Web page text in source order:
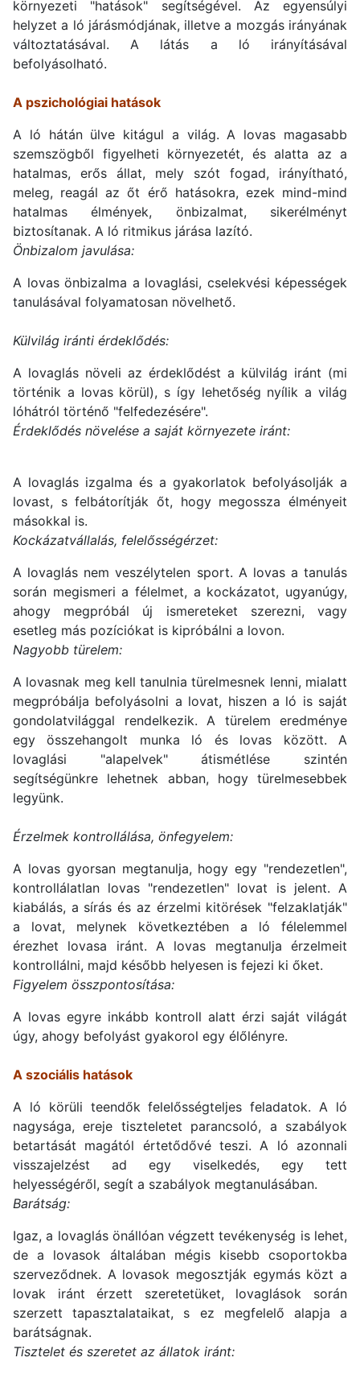
környezeti "hatások" segítségével. Az egyensúlyi
helyzet a ló járásmódjának, illetve a mozgás irányának
változtatásával. A látás a ló irányításával
befolyásolható.
A pszichológiai hatások
A ló hátán ülve kitágul a világ. A lovas magasabb
szemszögből figyelheti környezetét, és alatta az a
hatalmas, erős állat, mely szót fogad, irányítható,
meleg, reagál az őt érő hatásokra, ezek mind-mind
hatalmas élmények, önbizalmat, sikerélményt
biztosítanak. A ló ritmikus járása lazító.
Önbizalom javulása:
A lovas önbizalma a lovaglási, cselekvési képességek
tanulásával folyamatosan növelhető.
Külvilág iránti érdeklődés:
A lovaglás növeli az érdeklődést a külvilág iránt (mi
történik a lovas körül), s így lehetőség nyílik a világ
lóhátról történő "felfedezésére".
Érdeklődés növelése a saját környezete iránt:
A lovaglás izgalma és a gyakorlatok befolyásolják a
lovast, s felbátorítják őt, hogy megossza élményeit
másokkal is.
Kockázatvállalás, felelősségérzet:
A lovaglás nem veszélytelen sport. A lovas a tanulás
során megismeri a félelmet, a kockázatot, ugyanúgy,
ahogy megpróbál új ismereteket szerezni, vagy
esetleg más pozíciókat is kipróbálni a lovon.
Nagyobb türelem:
A lovasnak meg kell tanulnia türelmesnek lenni, mialatt
megpróbálja befolyásolni a lovat, hiszen a ló is saját
gondolatvilággal rendelkezik. A türelem eredménye
egy összehangolt munka ló és lovas között. A
lovaglási "alapelvek" átismétlése szintén
segítségünkre lehetnek abban, hogy türelmesebbek
legyünk.
Érzelmek kontrollálása, önfegyelem:
A lovas gyorsan megtanulja, hogy egy "rendezetlen",
kontrollálatlan lovas "rendezetlen" lovat is jelent. A
kiabálás, a sírás és az érzelmi kitörések "felzaklatják"
a lovat, melynek következtében a ló félelemmel
érezhet lovasa iránt. A lovas megtanulja érzelmeit
kontrollálni, majd később helyesen is fejezi ki őket.
Figyelem összpontosítása:
A lovas egyre inkább kontroll alatt érzi saját világát
úgy, ahogy befolyást gyakorol egy élőlényre.
A szociális hatások
A ló körüli teendők felelősségteljes feladatok. A ló
nagysága, ereje tiszteletet parancsoló, a szabályok
betartását magától értetődővé teszi. A ló azonnali
visszajelzést ad egy viselkedés, egy tett
helyességéről, segít a szabályok megtanulásában.
Barátság:
Igaz, a lovaglás önállóan végzett tevékenység is lehet,
de a lovasok általában mégis kisebb csoportokba
szerveződnek. A lovasok megosztják egymás közt a
lovak iránt érzett szeretetüket, lovaglások során
szerzett tapasztalataikat, s ez megfelelő alapja a
barátságnak.
Tisztelet és szeretet az állatok iránt: